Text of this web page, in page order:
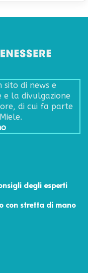
sito di news e
e la divulgazione
di cui fa parte
degli esperti
con stretta di mano